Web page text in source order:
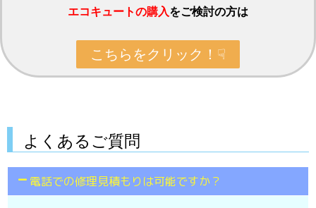
エコキュートの購入をご検討の方は
こちらをクリック！☟
よくあるご質問
電話での修理見積もりは可能ですか？